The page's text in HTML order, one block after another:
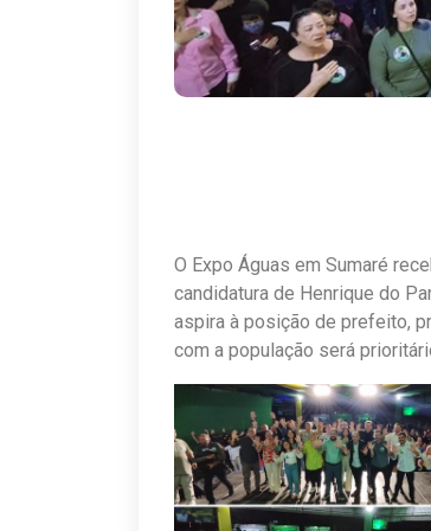
O Expo Águas em Sumaré
candidatura de Henrique do
aspira à posição de prefeito,
com a população será